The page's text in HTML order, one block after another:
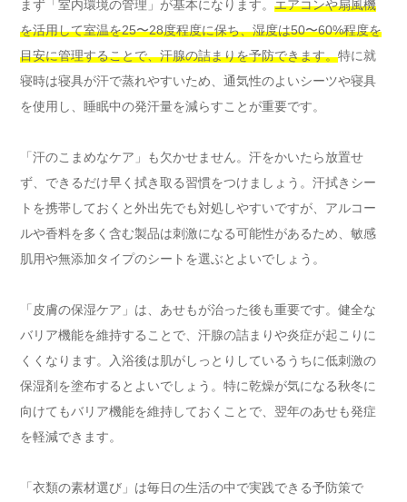
まず「室内環境の管理」が基本になります。 エアコンや扇風機
を活用して室温を25〜28度程度に保ち、湿度は50〜60%程度を
目安に管理することで、汗腺の詰まりを予防できます。特に就
寝時は寝具が汗で蒸れやすいため、通気性のよいシーツや寝具
を使用し、睡眠中の発汗量を減らすことが重要です。
「汗のこまめなケア」も欠かせません。汗をかいたら放置せ
ず、できるだけ早く拭き取る習慣をつけましょう。汗拭きシー
トを携帯しておくと外出先でも対処しやすいですが、アルコー
ルや香料を多く含む製品は刺激になる可能性があるため、敏感
肌用や無添加タイプのシートを選ぶとよいでしょう。
「皮膚の保湿ケア」は、あせもが治った後も重要です。健全な
バリア機能を維持することで、汗腺の詰まりや炎症が起こりに
くくなります。入浴後は肌がしっとりしているうちに低刺激の
保湿剤を塗布するとよいでしょう。特に乾燥が気になる秋冬に
向けてもバリア機能を維持しておくことで、翌年のあせも発症
を軽減できます。
「衣類の素材選び」は毎日の生活の中で実践できる予防策で